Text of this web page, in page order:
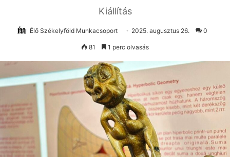
Kiállítás
Élő Székelyföld Munkacsoport 2025. augusztus 26. 0
81 1 perc olvasás